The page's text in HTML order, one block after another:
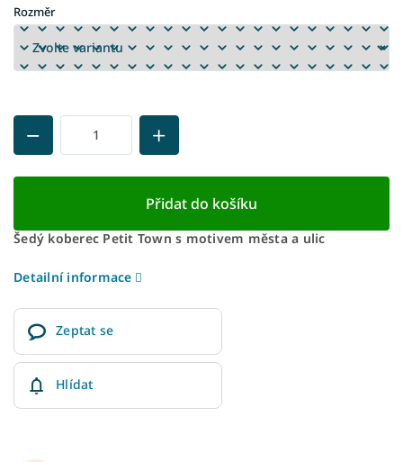
Rozměr
Přidat do košíku
Šedý koberec Petit Town s motivem města a ulic
Detailní informace
Zeptat se
Hlídat